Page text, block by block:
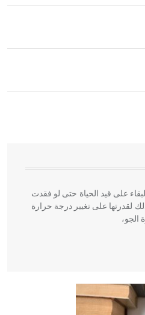
الهندسية التي ارتبطت
الشام ومصر خاصة، حيث يحرص
في الواجهات
على قيد الحياة حتى لو فقدت
لقدرتها على تغيير درجة حرارة
الجو،
في الطب أربعة مؤلفات هي:
ورسالته في جروح الرأس. ويعود
والفلسفة.